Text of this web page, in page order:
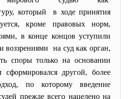
который в ходе принятия
кроме правовых норм,
в конце концов уступили
воззрениями на суд как орган,
споры только на основании
другой, более
по которому введение
прежде всего нацелено на